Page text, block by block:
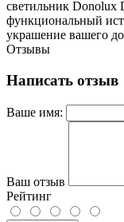
светильник Donolux
функциональный
украшение вашего
Отзывы
Написать отзыв
Ваше имя:
Ваш отзыв
Рейтинг